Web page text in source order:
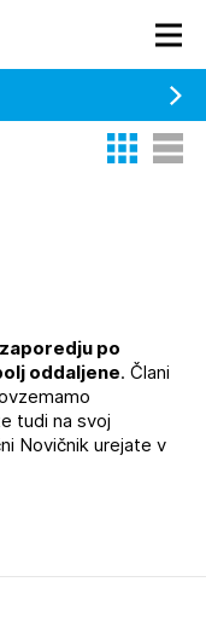
PRIJAVA
KONTAKT
imenom in geslom.
Thumbnail
List
po
oddaljene. Člani
tudi na svoj
Novičnik urejate v
na
naslov.